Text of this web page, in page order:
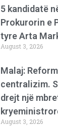
5 kandidatë
Prokurorin e
tyre Arta
August 3, 2026
Malaj:
centralizim.
drejt një
August 3, 2026